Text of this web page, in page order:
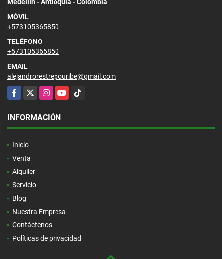
Medellín - Antioquia - Colombia
MÓVIL
+573105365850
TELÉFONO
+573105365850
EMAIL
alejandrorestrepouribe@gmail.com
Facebook
X InstagramYouTubeTikTok
INFORMACIÓN
Inicio
Venta
Alquiler
Servicio
Blog
Nuestra Empresa
Contáctenos
Políticas de privacidad